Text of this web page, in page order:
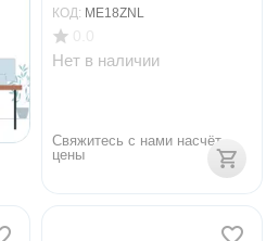
КОД: ME18ZNL
Нет в наличии
Свяжитесь с нами насчёт
цены